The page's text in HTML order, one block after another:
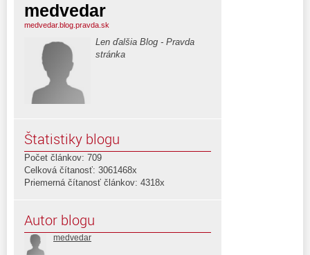
medvedar
medvedar.blog.pravda.sk
Len ďalšia Blog - Pravda
stránka
Štatistiky blogu
Počet článkov: 709
Celková čítanosť: 3061468x
Priemerná čítanosť článkov: 4318x
Autor blogu
medvedar